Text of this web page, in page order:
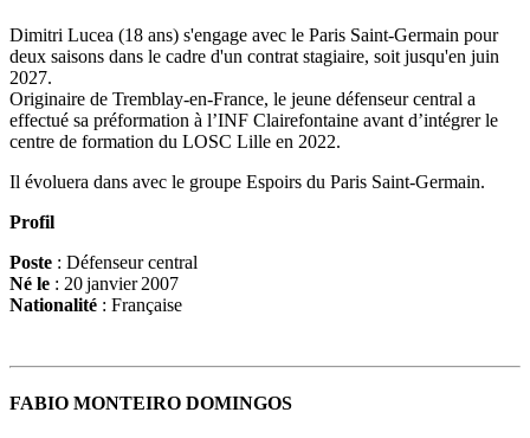
Dimitri Lucea (18 ans) s'engage avec le Paris Saint-Germain pour
deux saisons dans le cadre d'un contrat stagiaire, soit jusqu'en juin
2027.
Originaire de Tremblay-en-France, le jeune défenseur central a
effectué sa préformation à l’INF Clairefontaine avant d’intégrer le
centre de formation du LOSC Lille en 2022.
Il évoluera dans avec le groupe Espoirs du Paris Saint-Germain.
Profil
Poste : Défenseur central
Né le : 20 janvier 2007
Nationalité : Française
FABIO MONTEIRO DOMINGOS